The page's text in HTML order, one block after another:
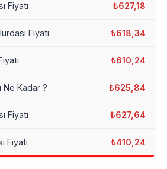
Fiyatı ₺627,18
Fiyatı ₺618,34
₺610,24
Ne Kadar ? ₺625,84
Fiyatı ₺627,64
Fiyatı ₺410,24